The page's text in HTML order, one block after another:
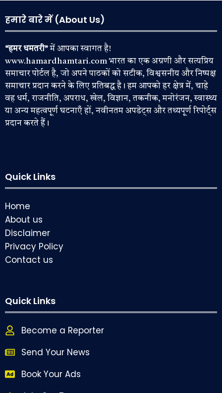
हमारे बारे में (About Us)
“हमर धमतरी”में आपका स्वागत है!
www.hamardhamtari.com भारत का एक अग्रणी और सत्यप्रिय
समाचार पोर्टल है, जो अपने पाठकों को सटीक, विश्वसनीय और निष्पक्ष
समाचार प्रदान करने के लिए प्रतिबद्ध है। हम आपको हर क्षेत्र में, चाहे
वह धर्म, राजनीति, अपराध, खेल, विज्ञान, तकनीक, मनोरंजन, स्वास्थ्य
या अन्य महत्वपूर्ण घटनाएँ हों, नवीनतम अपडेट्स और तथ्यपूर्ण रिपोर्ट्स
प्रदान करते हैं।
Quick Links
Home
About us
Disclaimer
Privacy Policy
Contact us
Quick Links
Become a Reporter
Send Your News
Book Your Ads